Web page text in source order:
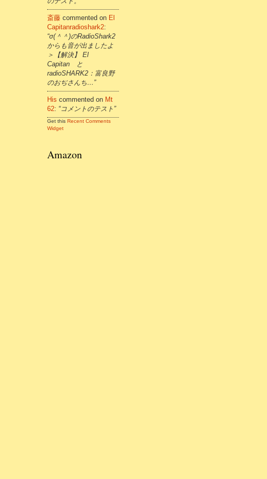
斎藤 commented on El
Capitanradioshark2:
“σ(＾＾)のRadioShark2
からも音が出ましたよ
＞【解決】 El
Capitan と
radioSHARK2：富良野
のおぢさんち…”
His commented on Mt
62: “コメントのテスト”
Get this Recent Comments
Widget
Amazon